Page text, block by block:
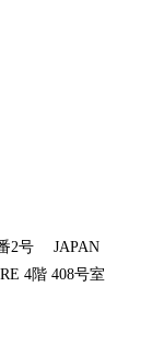
2号 JAPAN
4階 408号室